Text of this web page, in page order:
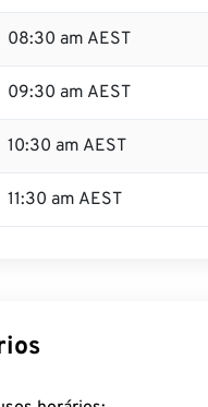
08:30 am AEST
09:30 am AEST
10:30 am AEST
11:30 am AEST